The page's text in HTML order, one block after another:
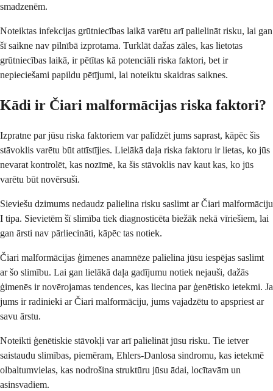
smadzenēm.
Noteiktas infekcijas grūtniecības laikā varētu arī palielināt risku, lai gan
šī saikne nav pilnībā izprotama. Turklāt dažas zāles, kas lietotas
grūtniecības laikā, ir pētītas kā potenciāli riska faktori, bet ir
nepieciešami papildu pētījumi, lai noteiktu skaidras saiknes.
Kādi ir Čiari malformācijas riska faktori?
Izpratne par jūsu riska faktoriem var palīdzēt jums saprast, kāpēc šis
stāvoklis varētu būt attīstījies. Lielākā daļa riska faktoru ir lietas, ko jūs
nevarat kontrolēt, kas nozīmē, ka šis stāvoklis nav kaut kas, ko jūs
varētu būt novērsuši.
Sieviešu dzimums nedaudz palielina risku saslimt ar Čiari malformāciju
I tipa. Sievietēm šī slimība tiek diagnosticēta biežāk nekā vīriešiem, lai
gan ārsti nav pārliecināti, kāpēc tas notiek.
Čiari malformācijas ģimenes anamnēze palielina jūsu iespējas saslimt
ar šo slimību. Lai gan lielākā daļa gadījumu notiek nejauši, dažās
ģimenēs ir novērojamas tendences, kas liecina par ģenētisko ietekmi. Ja
jums ir radinieki ar Čiari malformāciju, jums vajadzētu to apspriest ar
savu ārstu.
Noteikti ģenētiskie stāvokļi var arī palielināt jūsu risku. Tie ietver
saistaudu slimības, piemēram, Ehlers-Danlosa sindromu, kas ietekmē
olbaltumvielas, kas nodrošina struktūru jūsu ādai, locītavām un
asinsvadiem.